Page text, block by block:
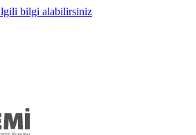
bilgi alabilirsiniz